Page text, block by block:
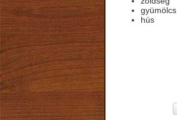
gyümölcs
hús